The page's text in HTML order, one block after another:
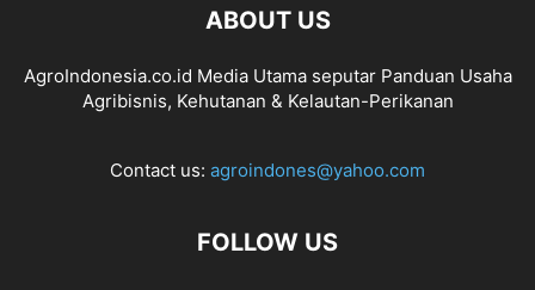
ABOUT US
AgroIndonesia.co.id Media Utama seputar Panduan Usaha
Agribisnis, Kehutanan & Kelautan-Perikanan
Contact us: agroindones@yahoo.com
FOLLOW US